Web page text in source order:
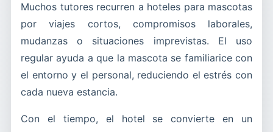
Muchos tutores recurren a hoteles para mascotas
por viajes cortos, compromisos laborales,
mudanzas o situaciones imprevistas. El uso
regular ayuda a que la mascota se familiarice con
el entorno y el personal, reduciendo el estrés con
cada nueva estancia.
Con el tiempo, el hotel se convierte en un